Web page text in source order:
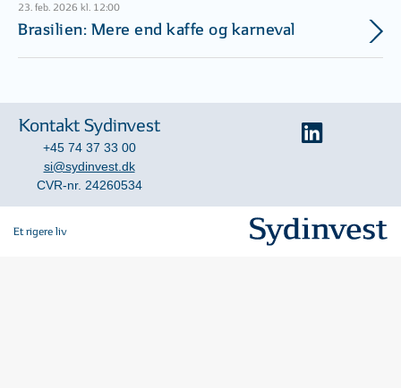
23. feb. 2026 kl. 12:00
Brasilien: Mere end kaffe og karneval
Kontakt Sydinvest
+45 74 37 33 00
si@sydinvest.dk
CVR-nr. 24260534
Et rigere liv